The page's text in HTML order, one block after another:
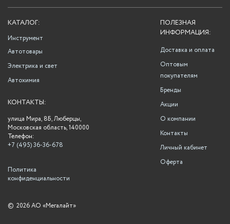
ПОЛЕЗНАЯ
ИНФОРМАЦИЯ:
Доставка и оплата
Оптовым
покупателям
Бренды
Акции
О компании
Контакты
Личный кабинет
Оферта
КАТАЛОГ:
Инструмент
Автотовары
Электрика и свет
Автохимия
КОНТАКТЫ:
улица Мира, 8Б, Люберцы,
Московская область, 140000
Телефон:
+7 (495) 36-36-678
Политика
конфиденциальности
© 2026 АО «Мегалайт»